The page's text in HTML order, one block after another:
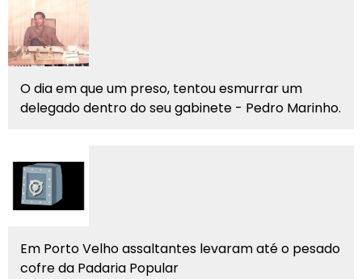
O dia em que um preso, tentou esmurrar um
delegado dentro do seu gabinete - Pedro Marinho.
Em Porto Velho assaltantes levaram até o pesado
cofre da Padaria Popular